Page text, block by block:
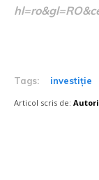
Tags: investiție
Articol scris de: